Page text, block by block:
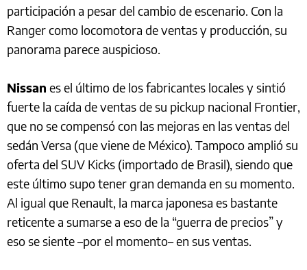
participación a pesar del cambio de escenario. Con la
Ranger como locomotora de ventas y producción, su
panorama parece auspicioso.
Nissan es el último de los fabricantes locales y sintió
fuerte la caída de ventas de su pickup nacional Frontier,
que no se compensó con las mejoras en las ventas del
sedán Versa (que viene de México). Tampoco amplió su
oferta del SUV Kicks (importado de Brasil), siendo que
este último supo tener gran demanda en su momento.
Al igual que Renault, la marca japonesa es bastante
reticente a sumarse a eso de la “guerra de precios” y
eso se siente ­–por el momento– en sus ventas.